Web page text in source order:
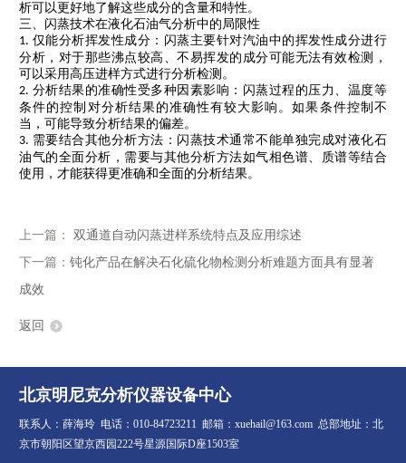
析可以更好地了解这些成分的含量和特性。
三、闪蒸技术在液化石油气分析中的局限性
1. 仅能分析挥发性成分：闪蒸主要针对汽油中的挥发性成分进行
分析，对于那些沸点较高、不易挥发的成分可能无法有效检测，
可以采用高压进样方式进行分析检测。
2. 分析结果的准确性受多种因素影响：闪蒸过程的压力、温度等
条件的控制对分析结果的准确性有较大影响。如果条件控制不
当，可能导致分析结果的偏差。
3. 需要结合其他分析方法：闪蒸技术通常不能单独完成对液化石
油气的全面分析，需要与其他分析方法如气相色谱、质谱等结合
使用，才能获得更准确和全面的分析结果。
上一篇：双通道自动闪蒸进样系统特点及应用综述
下一篇：钝化产品在解决石化硫化物检测分析难题方面具有显著
成效
返回
北京明尼克分析仪器设备中心
联系人：薛海玲 电话：010-84723211 邮箱：xuehail@163.com 总部地址：北
京市朝阳区望京西园222号星源国际D座1503室